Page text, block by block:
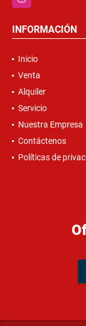
INFORMACIÓN
Inicio
Venta
Alquiler
Servicio
Nuestra Empresa
Contáctenos
Políticas de